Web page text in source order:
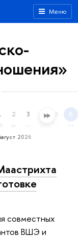
Меню
2026
2 3 4 5 6
чт
совместных
ВШЭ и